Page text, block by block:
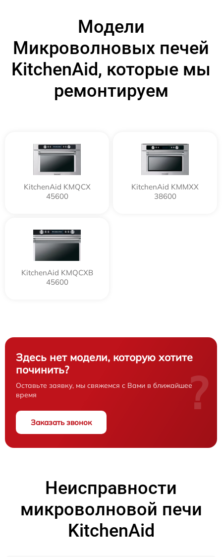
Модели
Микроволновых печей
KitchenAid, которые мы
ремонтируем
KitchenAid KMQCX
45600
KitchenAid KMMXX
38600
KitchenAid KMQCXB
45600
Здесь нет модели, которую хотите
починить?
Оставьте заявку, мы свяжемся с Вами в ближайшее
время
Заказать звонок
?
Неисправности
микроволновой печи
KitchenAid